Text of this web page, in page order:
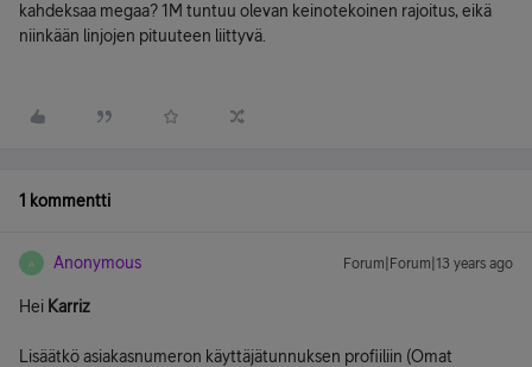
kahdeksaa megaa? 1M tuntuu olevan keinotekoinen rajoitus, eikä
niinkään linjojen pituuteen liittyvä.
1 kommentti
A Anonymous Forum|Forum|13 years ago
Hei Karriz
Lisäätkö asiakasnumeron käyttäjätunnuksen profiiliin (Omat